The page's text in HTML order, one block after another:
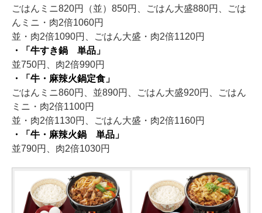
ごはんミニ820円（並）850円、ごはん大盛880円、ごは
んミニ・肉2倍1060円
並・肉2倍1090円、ごはん大盛・肉2倍1120円
・「牛すき鍋 単品」
並750円、肉2倍990円
・「牛・麻辣火鍋定食」
ごはんミニ860円、並890円、ごはん大盛920円、ごはん
ミニ・肉2倍1100円
並・肉2倍1130円、ごはん大盛・肉2倍1160円
・「牛・麻辣火鍋 単品」
並790円、肉2倍1030円